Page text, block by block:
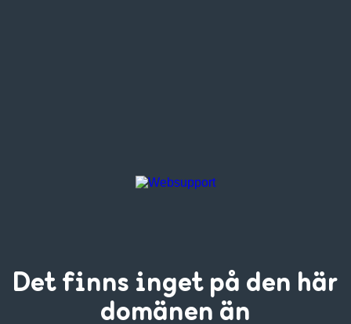
Det finns inget på den här
domänen än